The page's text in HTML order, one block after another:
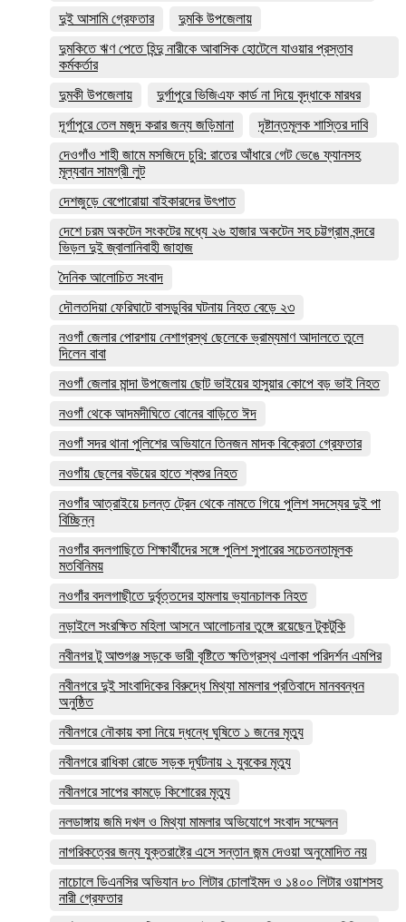
দুই আসামি গ্রেফতার
দুমকি উপজেলায়
দুমকিতে ঋণ পেতে হিন্দু নারীকে আবাসিক হোটেলে যাওয়ার প্রস্তাব
কর্মকর্তার
দুমকী উপজেলায়
দুর্গাপুরে ভিজিএফ কার্ড না দিয়ে বৃদ্ধাকে মারধর
দূর্গাপুরে তেল মজুদ করার জন্য জড়িমানা
দৃষ্টান্তমূলক শাস্তির দাবি
দেওগাঁও শাহী জামে মসজিদে চুরি: রাতের আঁধারে গেট ভেঙে ফ্যানসহ
মূল্যবান সামগ্রী লুট
দেশজুড়ে বেপোরোয়া বাইকারদের উৎপাত
দেশে চরম অকটেন সংকটের মধ্যে ২৬ হাজার অকটেন সহ চট্টগ্রাম বন্দরে
ভিড়ল দুই জ্বালানিবাহী জাহাজ
দৈনিক আলোচিত সংবাদ
দৌলতদিয়া ফেরিঘাটে বাসডুবির ঘটনায় নিহত বেড়ে ২৩
নওগাঁ জেলার পোরশায় নেশাগ্রস্থ ছেলেকে ভ্রাম্যমাণ আদালতে তুলে
দিলেন বাবা
নওগাঁ জেলার মান্দা উপজেলায় ছোট ভাইয়ের হাসুয়ার কোপে বড় ভাই নিহত
নওগাঁ থেকে আদমদীঘিতে বোনের বাড়িতে ঈদ
নওগাঁ সদর থানা পুলিশের অভিযানে তিনজন মাদক বিক্রেতা গ্রেফতার
নওগাঁয় ছেলের বউয়ের হাতে শ্বশুর নিহত
নওগাঁর আত্রাইয়ে চলন্ত ট্রেন থেকে নামতে গিয়ে পুলিশ সদস্যের দুই পা
বিচ্ছিন্ন
নওগাঁর বদলগাছিতে শিক্ষার্থীদের সঙ্গে পুলিশ সুপারের সচেতনতামূলক
মতবিনিময়
নওগাঁর বদলগাছীতে দুর্বৃত্তদের হামলায় ভ্যানচালক নিহত
নড়াইলে সংরক্ষিত মহিলা আসনে আলোচনার তুঙ্গে রয়েছেন টুকটুকি
নবীনগর টু আশুগঞ্জ সড়কে ভারী বৃষ্টিতে ক্ষতিগ্রস্থ এলাকা পরিদর্শন এমপির
নবীনগরে দুই সাংবাদিকের বিরুদ্ধে মিথ্যা মামলার প্রতিবাদে মানববন্ধন
অনুষ্ঠিত
নবীনগরে নৌকায় বসা নিয়ে দ্ধন্ধে ঘুষিতে ১ জনের মৃত্যু
নবীনগরে রাধিকা রোডে সড়ক দূর্ঘটনায় ২ যুবকের মৃত্যু
নবীনগরে সাপের কামড়ে কিশোরের মৃত্যু
নলডাঙ্গায় জমি দখল ও মিথ্যা মামলার অভিযোগে সংবাদ সম্মেলন
নাগরিকত্বের জন্য যুক্তরাষ্ট্রে এসে সন্তান জন্ম দেওয়া অনুমোদিত নয়
নাচোলে ডিএনসির অভিযান ৮০ লিটার চোলাইমদ ও ১৪০০ লিটার ওয়াশসহ
নারী গ্রেফতার